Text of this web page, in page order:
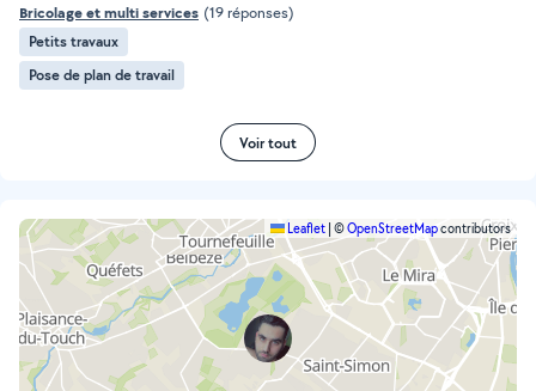
Bricolage et multi services (19 réponses)
Petits travaux
Pose de plan de travail
Voir tout
Leaflet ©OpenStreetMapcontributors